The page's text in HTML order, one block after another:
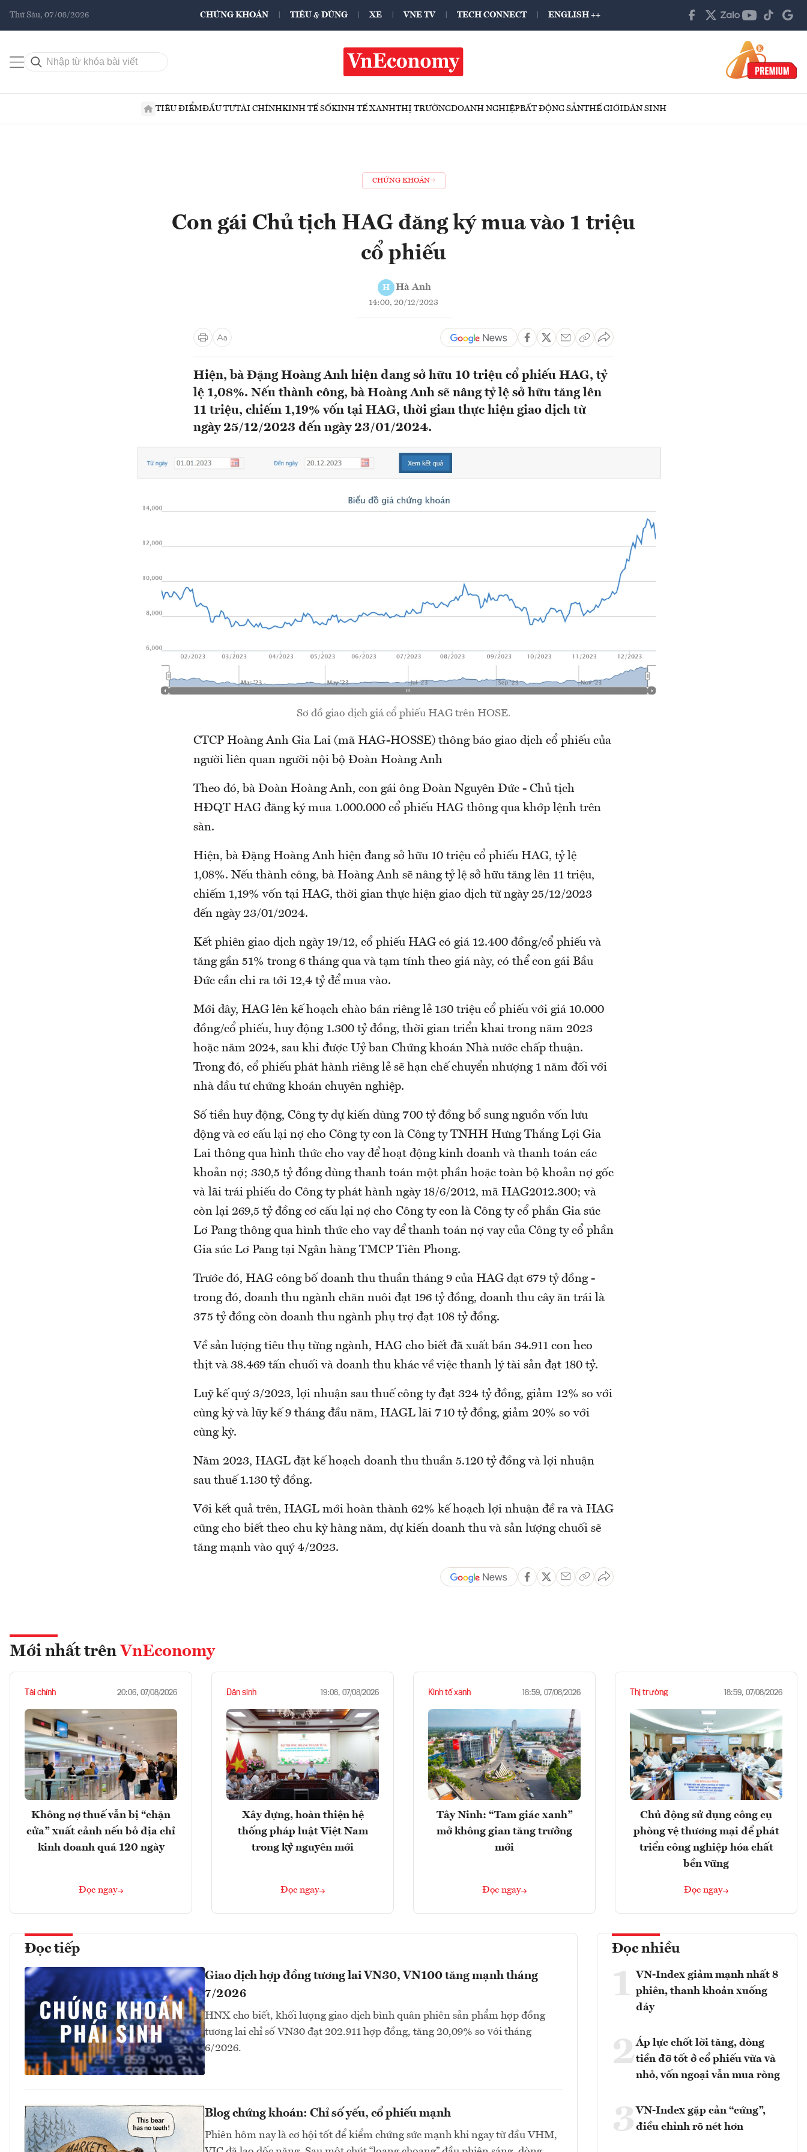
Thứ Sáu, 07/08/2026 CHỨNG KHOÁN TIÊU & DÙNG XE VNE TV TECH CONNECT ENGLISH ++
TIÊU ĐIỂMĐẦU TƯTÀI CHÍNHKINH TẾ SỐKINH TẾ XANHTHỊ TRƯỜNGDOANH NGHIỆPBẤT ĐỘNG SẢNTHẾ GIỚIDÂN SINH
CHỨNG KHOÁN
Con gái Chủ tịch HAG đăng ký mua vào 1 triệu
cổ phiếu
H Hà Anh
14:00, 20/12/2023
Hiện, bà Đặng Hoàng Anh hiện đang sở hữu 10 triệu cổ phiếu HAG, tỷ
lệ 1,08%. Nếu thành công, bà Hoàng Anh sẽ nâng tỷ lệ sở hữu tăng lên
11 triệu, chiếm 1,19% vốn tại HAG, thời gian thực hiện giao dịch từ
ngày 25/12/2023 đến ngày 23/01/2024.
Sơ đồ giao dịch giá cổ phiếu HAG trên HOSE.
CTCP Hoàng Anh Gia Lai (mã HAG-HOSSE) thông báo giao dịch cổ phiếu của
người liên quan người nội bộ Đoàn Hoàng Anh
Theo đó, bà Đoàn Hoàng Anh, con gái ông Đoàn Nguyên Đức - Chủ tịch
HĐQT HAG đăng ký mua 1.000.000 cổ phiếu HAG thông qua khớp lệnh trên
sàn.
Hiện, bà Đặng Hoàng Anh hiện đang sở hữu 10 triệu cổ phiếu HAG, tỷ lệ
1,08%. Nếu thành công, bà Hoàng Anh sẽ nâng tỷ lệ sở hữu tăng lên 11 triệu,
chiếm 1,19% vốn tại HAG, thời gian thực hiện giao dịch từ ngày 25/12/2023
đến ngày 23/01/2024.
Kết phiên giao dịch ngày 19/12, cổ phiếu HAG có giá 12.400 đồng/cổ phiếu và
tăng gần 51% trong 6 tháng qua và tạm tính theo giá này, có thể con gái Bầu
Đức cần chi ra tới 12,4 tỷ để mua vào.
Mới đây, HAG lên kế hoạch chào bán riêng lẻ 130 triệu cổ phiếu với giá 10.000
đồng/cổ phiếu, huy động 1.300 tỷ đồng, thời gian triển khai trong năm 2023
hoặc năm 2024, sau khi được Uỷ ban Chứng khoán Nhà nước chấp thuận.
Trong đó, cổ phiếu phát hành riêng lẻ sẽ hạn chế chuyển nhượng 1 năm đối với
nhà đầu tư chứng khoán chuyên nghiệp.
Số tiền huy động, Công ty dự kiến dùng 700 tỷ đồng bổ sung nguồn vốn lưu
động và cơ cấu lại nợ cho Công ty con là Công ty TNHH Hưng Thắng Lợi Gia
Lai thông qua hình thức cho vay để hoạt động kinh doanh và thanh toán các
khoản nợ; 330,5 tỷ đồng dùng thanh toán một phần hoặc toàn bộ khoản nợ gốc
và lãi trái phiếu do Công ty phát hành ngày 18/6/2012, mã HAG2012.300; và
còn lại 269,5 tỷ đồng cơ cấu lại nợ cho Công ty con là Công ty cổ phần Gia súc
Lơ Pang thông qua hình thức cho vay để thanh toán nợ vay của Công ty cổ phần
Gia súc Lơ Pang tại Ngân hàng TMCP Tiên Phong.
Trước đó, HAG công bố doanh thu thuần tháng 9 của HAG đạt 679 tỷ đồng -
trong đó, doanh thu ngành chăn nuôi đạt 196 tỷ đồng, doanh thu cây ăn trái là
375 tỷ đồng còn doanh thu ngành phụ trợ đạt 108 tỷ đồng.
Về sản lượng tiêu thụ từng ngành, HAG cho biết đã xuất bán 34.911 con heo
thịt và 38.469 tấn chuối và doanh thu khác về việc thanh lý tài sản đạt 180 tỷ.
Luỹ kế quý 3/2023, lợi nhuận sau thuế công ty đạt 324 tỷ đồng, giảm 12% so với
cùng kỳ và lũy kế 9 tháng đầu năm, HAGL lãi 710 tỷ đồng, giảm 20% so với
cùng kỳ.
Năm 2023, HAGL đặt kế hoạch doanh thu thuần 5.120 tỷ đồng và lợi nhuận
sau thuế 1.130 tỷ đồng.
Với kết quả trên, HAGL mới hoàn thành 62% kế hoạch lợi nhuận đề ra và HAG
cũng cho biết theo chu kỳ hàng năm, dự kiến doanh thu và sản lượng chuối sẽ
tăng mạnh vào quý 4/2023.
Mới nhất trên VnEconomy
Tài chính 20:06, 07/08/2026
Không nợ thuế vẫn bị “chặn
cửa” xuất cảnh nếu bỏ địa chỉ
kinh doanh quá 120 ngày
Đọc ngay
Dân sinh 19:08, 07/08/2026
Xây dựng, hoàn thiện hệ
thống pháp luật Việt Nam
trong kỷ nguyên mới
Đọc ngay
Kinh tế xanh 18:59, 07/08/2026
Tây Ninh: “Tam giác xanh”
mở không gian tăng trưởng
mới
Đọc ngay
Thị trường 18:59, 07/08/2026
Chủ động sử dụng công cụ
phòng vệ thương mại để phát
triển công nghiệp hóa chất
bền vững
Đọc ngay
Đọc tiếp
Giao dịch hợp đồng tương lai VN30, VN100 tăng mạnh tháng
7/2026
HNX cho biết, khối lượng giao dịch bình quân phiên sản phẩm hợp đồng
tương lai chỉ số VN30 đạt 202.911 hợp đồng, tăng 20,09% so với tháng
6/2026.
Blog chứng khoán: Chỉ số yếu, cổ phiếu mạnh
Phiên hôm nay là cơ hội tốt để kiểm chứng sức mạnh khi ngay từ đầu VHM,
Đọc nhiều
1 VN-Index giảm mạnh nhất 8
phiên, thanh khoản xuống
đáy
2Áp lực chốt lời tăng, dòng
tiền đỡ tốt ở cổ phiếu vừa và
nhỏ, vốn ngoại vẫn mua ròng
3 VN-Index gặp cản “cứng”,
điều chỉnh rõ nét hơn